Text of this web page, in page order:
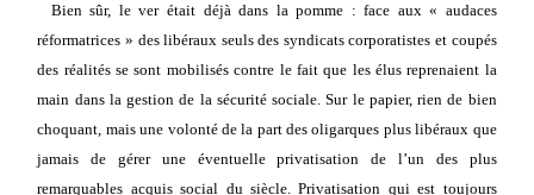
Bien sûr, le ver était déjà dans la pomme : face aux « audaces
réformatrices » des libéraux seuls des syndicats corporatistes et coupés
des réalités se sont mobilisés contre le fait que les élus reprenaient la
main dans la gestion de la sécurité sociale. Sur le papier, rien de bien
choquant, mais une volonté de la part des oligarques plus libéraux que
jamais de gérer une éventuelle privatisation de l’un des plus
remarquables acquis social du siècle. Privatisation qui est toujours